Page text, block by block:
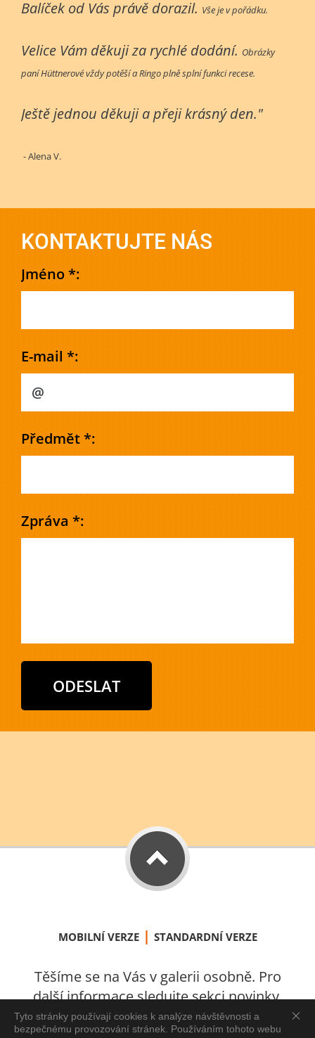
Balíček od Vás právě dorazil. Vše je v pořádku.
Velice Vám děkuji za rychlé dodání. Obrázky
paní Hüttnerové vždy potěší a Ringo plně splní funkci recese.
Ještě jednou děkuji a přeji krásný den."
- Alena V.
KONTAKTUJTE NÁS
Jméno *:
E-mail *:
Předmět *:
Zpráva *:
Tyto stránky používají cookies k analýze návštěvnosti a
bezpečnému provozování stránek. Používáním tohoto webu
MOBILNÍ VERZE | STANDARDNÍ VERZE
Těšíme se na Vás v galerii osobně. Pro
další informace sledujte sekci novinky.
S láskou vytvořeno v Úštěku 2021.